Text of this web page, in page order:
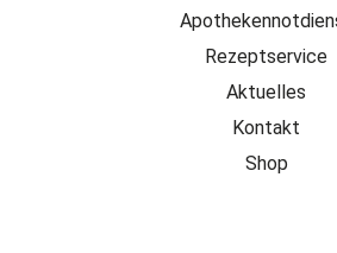
Rezeptservice
Aktuelles
Kontakt
Shop